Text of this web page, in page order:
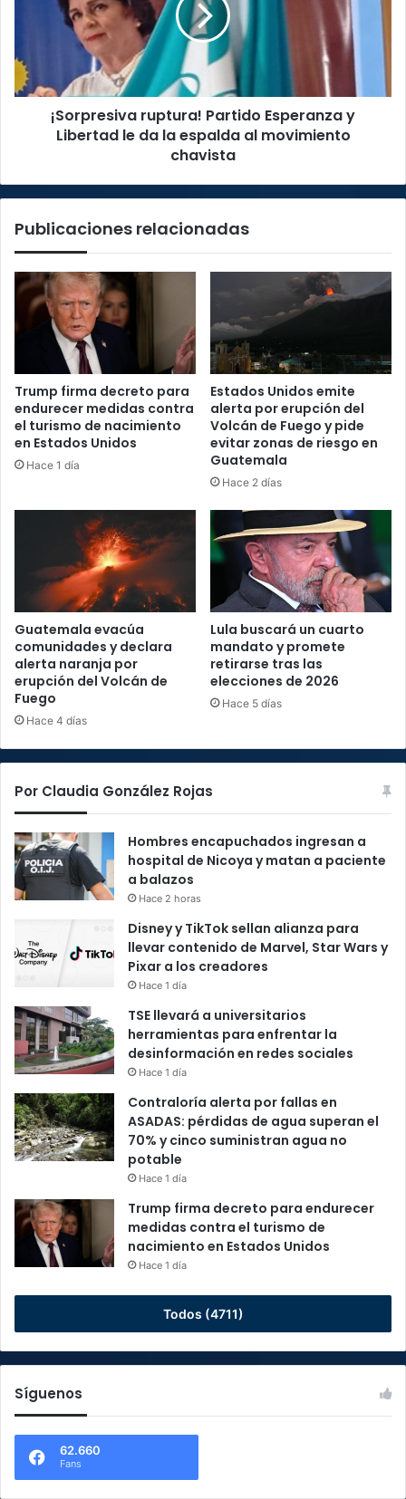
le
da
la
espalda¡Sorpresiva ruptura! Partido Esperanza y
Libertad le da la espalda al movimiento
chavista
Publicaciones relacionadas
Trump firma decreto para
endurecer medidas contra
el turismo de nacimiento
en Estados Unidos
Hace 1 día
Estados Unidos emite
alerta por erupción del
Volcán de Fuego y pide
evitar zonas de riesgo en
Guatemala
Hace 2 días
Guatemala evacúa
comunidades y declara
alerta naranja por
erupción del Volcán de
Fuego
Hace 4 días
Lula buscará un cuarto
mandato y promete
retirarse tras las
elecciones de 2026
Hace 5 días
Por Claudia González Rojas
Hombres encapuchados ingresan a
hospital de Nicoya y matan a paciente
a balazos
Hace 2 horas
Disney y TikTok sellan alianza para
llevar contenido de Marvel, Star Wars y
Pixar a los creadores
Hace 1 día
TSE llevará a universitarios
herramientas para enfrentar la
desinformación en redes sociales
Hace 1 día
Contraloría alerta por fallas en
ASADAS: pérdidas de agua superan el
70% y cinco suministran agua no
potable
Hace 1 día
Trump firma decreto para endurecer
medidas contra el turismo de
nacimiento en Estados Unidos
Hace 1 día
Todos (4711)
Síguenos
62.660
Fans